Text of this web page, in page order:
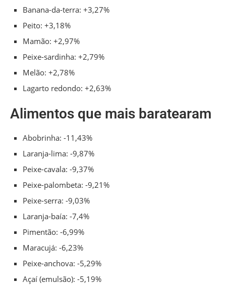
Banana-da-terra: +3,27%
Peito: +3,18%
Mamão: +2,97%
Peixe-sardinha: +2,79%
Melão: +2,78%
Lagarto redondo: +2,63%
Alimentos que mais baratearam
Abobrinha: -11,43%
Laranja-lima: -9,87%
Peixe-cavala: -9,37%
Peixe-palombeta: -9,21%
Peixe-serra: -9,03%
Laranja-baía: -7,4%
Pimentão: -6,99%
Maracujá: -6,23%
Peixe-anchova: -5,29%
Açaí (emulsão): -5,19%